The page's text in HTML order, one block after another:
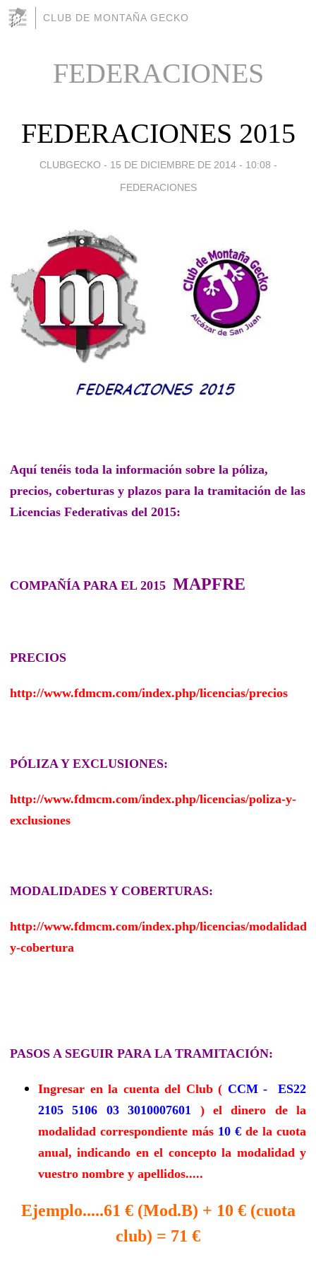
CLUB DE MONTAÑA GECKO
FEDERACIONES
FEDERACIONES 2015
CLUBGECKO - 15 DE DICIEMBRE DE 2014 - 10:08 -
FEDERACIONES
Aquí tenéis toda la información sobre la póliza,
precios, coberturas y plazos para la tramitación de las
Licencias Federativas del 2015:
COMPAÑÍA PARA EL 2015 MAPFRE
PRECIOS
http://www.fdmcm.com/index.php/licencias/precios
PÓLIZA Y EXCLUSIONES:
http://www.fdmcm.com/index.php/licencias/poliza-y-
exclusiones
MODALIDADES Y COBERTURAS:
http://www.fdmcm.com/index.php/licencias/
y-cobertura
PASOS A SEGUIR PARA LA TRAMITACIÓN:
Ingresar en la cuenta del Club ( CCM - ES22
2105 5106 03 3010007601
) el dinero de la
modalidad correspondiente más 10 € de la cuota
anual, indicando en el concepto la modalidad y
vuestro nombre y apellidos.....
Ejemplo.....61 € (Mod.B) + 10 € (cuota
club) = 71 €